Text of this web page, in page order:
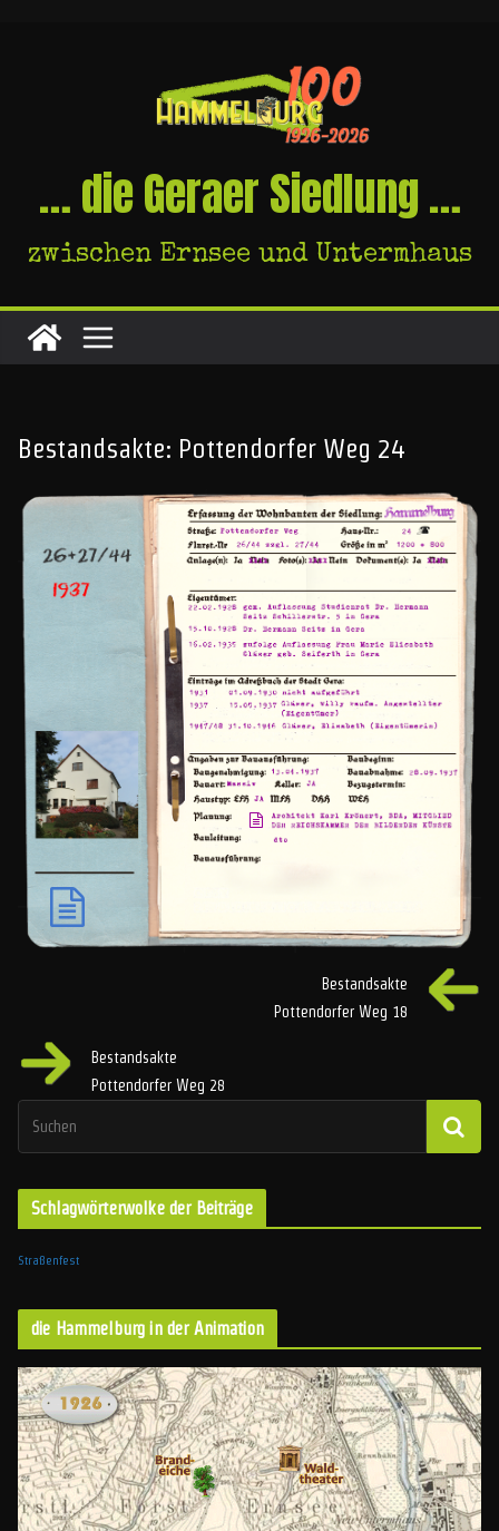
… die Geraer Siedlung …
zwischen Ernsee und Untermhaus
Bestandsakte: Pottendorfer Weg 24
Bestandsakte
Pottendorfer Weg 18
Bestandsakte
Pottendorfer Weg 28
Schlagwörterwolke der Beiträge
Straßenfest
die Hammelburg in der Animation